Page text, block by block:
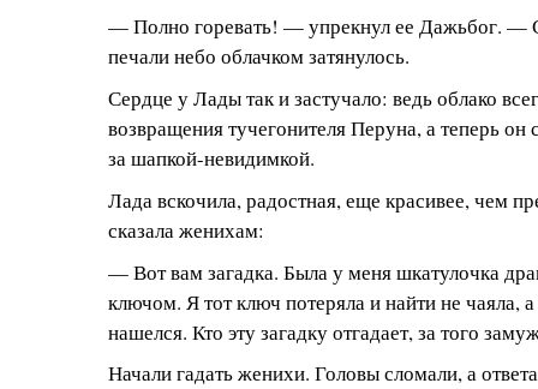
— Полно горевать! — упрекнул ее Дажьбог. —
печали небо облачком затянулось.
Сердце у Лады так и застучало: ведь облако
возвращения тучегонителя Перуна, а теперь он
за шапкой-невидимкой.
Лада вскочила, радостная, еще красивее, чем
сказала женихам:
— Вот вам загадка. Была у меня шкатулочка
ключом. Я тот ключ потеряла и найти не чаяла,
нашелся. Кто эту загадку отгадает, за того
Начали гадать женихи. Головы сломали, а